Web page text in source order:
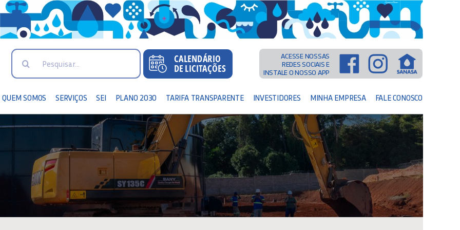
Search
ACESSE NOSSAS
REDES SOCIAIS E
INSTALE O NOSSO APP
QUEM SOMOS SERVIÇOS SEI PLANO 2030 TARIFA TRANSPARENTE INVESTIDORES MINHA EMPRESA FALE CONOSCO